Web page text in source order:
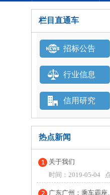
栏目直通车
招标公告
行业信息
信用研究
热点新闻
关于我们
时间：2019-05-04 点
广东广州：乘车霸